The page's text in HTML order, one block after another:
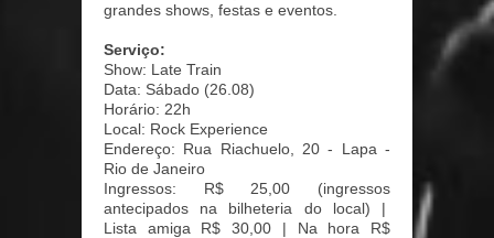
grandes shows, festas e eventos.
Serviço:
Show: Late Train
Data: Sábado (26.08)
Horário: 22h
Local: Rock Experience
Endereço: Rua Riachuelo, 20 - Lapa -
Rio de Janeiro
Ingressos: R$ 25,00 (ingressos
antecipados na bilheteria do local) |
Lista amiga R$ 30,00 | Na hora R$